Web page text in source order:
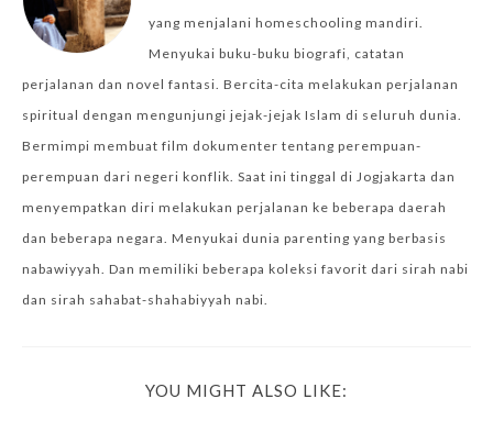
yang menjalani homeschooling mandiri.
Menyukai buku-buku biografi, catatan
perjalanan dan novel fantasi. Bercita-cita melakukan perjalanan
spiritual dengan mengunjungi jejak-jejak Islam di seluruh dunia.
Bermimpi membuat film dokumenter tentang perempuan-
perempuan dari negeri konflik. Saat ini tinggal di Jogjakarta dan
menyempatkan diri melakukan perjalanan ke beberapa daerah
dan beberapa negara. Menyukai dunia parenting yang berbasis
nabawiyyah. Dan memiliki beberapa koleksi favorit dari sirah nabi
dan sirah sahabat-shahabiyyah nabi.
YOU MIGHT ALSO LIKE: